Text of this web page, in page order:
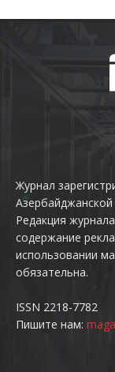
Журнал
Редакция
содержание
использовании
обязательна.
ISSN 2218-7782
Пишите нам: